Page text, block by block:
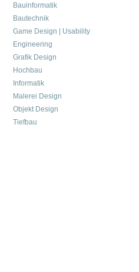
Bauinformatik
Bautechnik
Game Design | Usability
Engineering
Grafik Design
Hochbau
Informatik
Malerei Design
Objekt Design
Tiefbau